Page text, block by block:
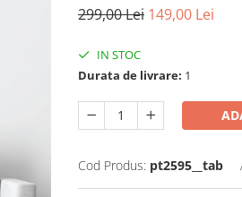
299,00 Lei 149,00 Lei
IN STOC
Durata de livrare: 1
Cod Produs: pt2595__tab